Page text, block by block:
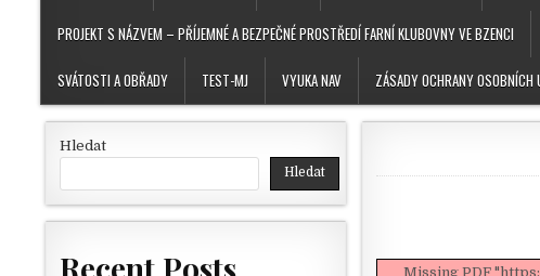
PROJEKT S NÁZVEM – PŘÍJEMNÉ A BEZPEČNÉ PROSTŘEDÍ FARNÍ KLUBOVNY VE BZENCI
SVÁTOSTI A OBŘADY TEST-MJ VYUKA NAV ZÁSADY OCHRANY OSOBNÍCH
Missing PDF
Hledat
Hledat
Recent Posts